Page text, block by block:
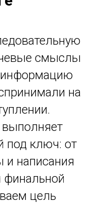
смыслы
информацию
на
под ключ: от
и написания
финальной
цель